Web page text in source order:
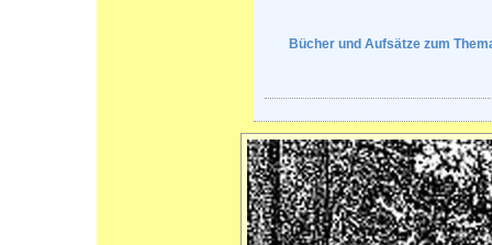
Bücher und Aufsätze zum